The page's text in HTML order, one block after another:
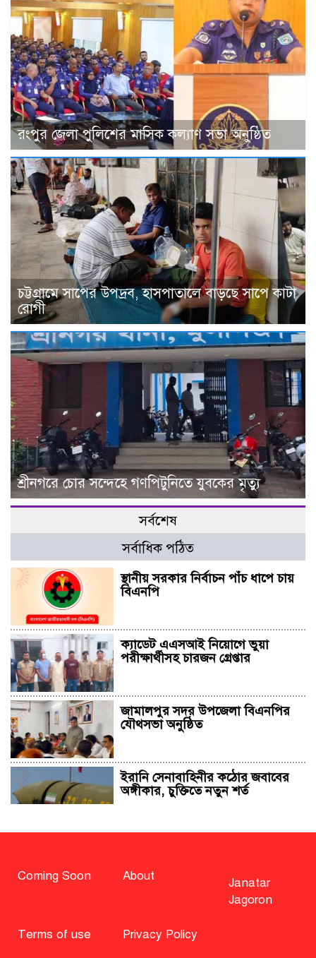
রংপুর জেলা পুলিশের মাসিক কল্যাণ সভা অনুষ্ঠিত
চট্টগ্রামে সাপের উপদ্রব, হাসপাতালে বাড়ছে সাপে কাটা
রোগী
শ্রীনগরে চোর সন্দেহে গণপিটুনিতে যুবকের মৃত্যু
সর্বশেষ
সর্বাধিক পঠিত
স্থানীয় সরকার নির্বাচন পাঁচ ধাপে চায়
বিএনপি
ক্যাডেট এএসআই নিয়োগে ভুয়া
পরীক্ষার্থীসহ চারজন গ্রেপ্তার
জামালপুর সদর উপজেলা বিএনপির
যৌথসভা অনুষ্ঠিত
ইরানি সেনাবাহিনীর কঠোর জবাবের
অঙ্গীকার, চুক্তিতে নতুন শর্ত
বিএনপি নিয়ে জামায়াতের মন্তব্যে
Coming Soon About
Janatar
Jagoron
Terms of use Privacy Policy